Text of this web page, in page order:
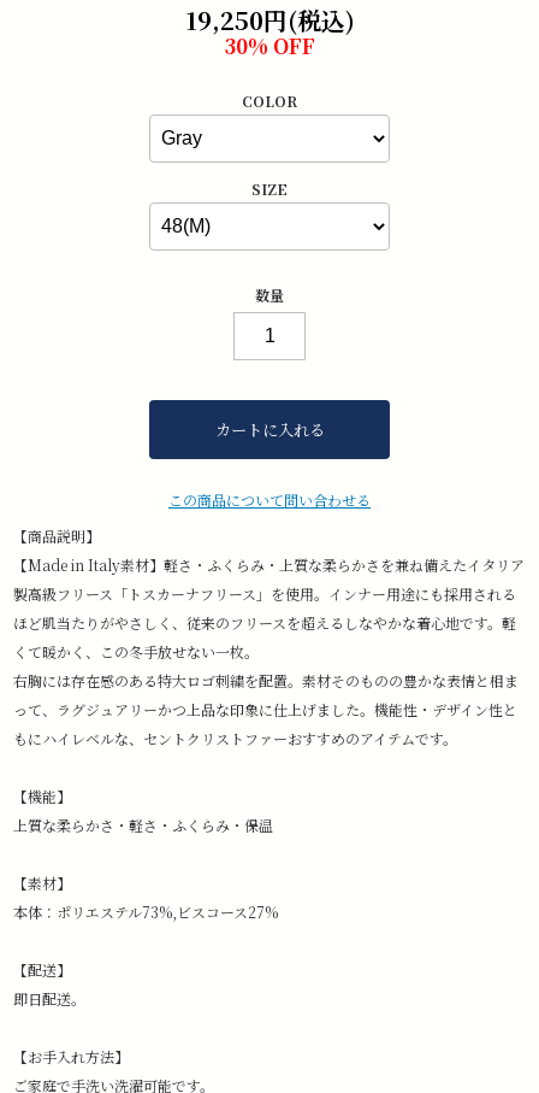
19,250円(税込)
30% OFF
COLOR
SIZE
数量
カートに入れる
この商品について問い合わせる
【商品説明】
【Made in Italy素材】軽さ・ふくらみ・上質な柔らかさを兼ね備えたイタリア
製高級フリース「トスカーナフリース」を使用。インナー用途にも採用される
ほど肌当たりがやさしく、従来のフリースを超えるしなやかな着心地です。軽
くて暖かく、この冬手放せない一枚。
右胸には存在感のある特大ロゴ刺繍を配置。素材そのものの豊かな表情と相ま
って、ラグジュアリーかつ上品な印象に仕上げました。機能性・デザイン性と
もにハイレベルな、セントクリストファーおすすめのアイテムです。
【機能】
上質な柔らかさ・軽さ・ふくらみ・保温
【素材】
本体：ポリエステル73%,ビスコース27%
【配送】
即日配送。
【お手入れ方法】
ご家庭で手洗い洗濯可能です。